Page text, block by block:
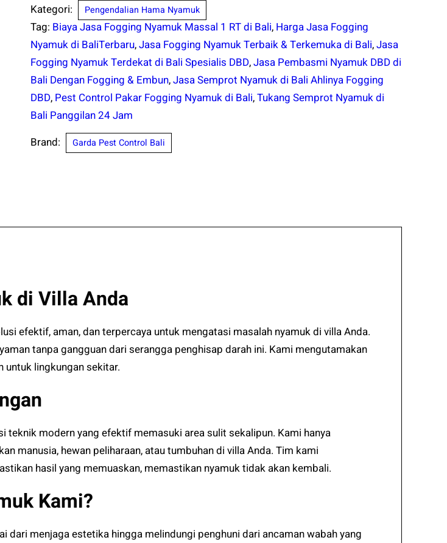
Kategori:
Pengendalian Hama Nyamuk
Tag: Biaya Jasa Fogging Nyamuk Massal 1 RT di Bali, Harga Jasa Fogging
Nyamuk di BaliTerbaru,Jasa Fogging Nyamuk Terbaik & Terkemuka di Bali,Jasa
Fogging Nyamuk Terdekat di Bali Spesialis DBD,Jasa Pembasmi Nyamuk DBD di
Bali Dengan Fogging & Embun,Jasa Semprot Nyamuk di Bali Ahlinya Fogging
DBD, Pest Control Pakar Fogging Nyamuk di Bali,Tukang Semprot Nyamuk di
Bali Panggilan 24 Jam
Brand:
Garda Pest Control Bali
di Villa Anda
efektif, aman, dan terpercaya untuk mengatasi masalah nyamuk di villa Anda.
tanpa gangguan dari serangga penghisap darah ini. Kami mengutamakan
untuk lingkungan sekitar.
modern yang efektif memasuki area sulit sekalipun. Kami hanya
manusia, hewan peliharaan, atau tumbuhan di villa Anda. Tim kami
hasil yang memuaskan, memastikan nyamuk tidak akan kembali.
Kami?
dari menjaga estetika hingga melindungi penghuni dari ancaman wabah yang